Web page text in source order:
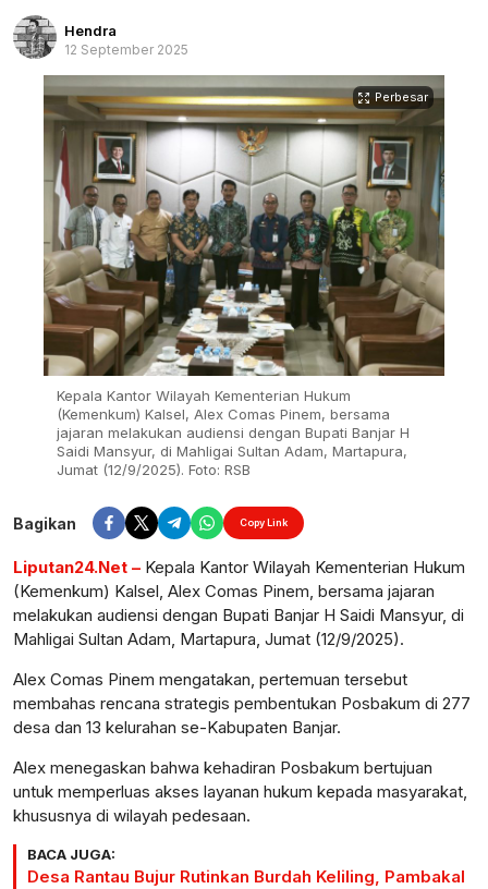
Hendra
12 September 2025
Perbesar
Kepala Kantor Wilayah Kementerian Hukum
(Kemenkum) Kalsel, Alex Comas Pinem, bersama
jajaran melakukan audiensi dengan Bupati Banjar H
Saidi Mansyur, di Mahligai Sultan Adam, Martapura,
Jumat (12/9/2025). Foto: RSB
Bagikan Copy Link
Liputan24.Net – Kepala Kantor Wilayah Kementerian Hukum
(Kemenkum) Kalsel, Alex Comas Pinem, bersama jajaran
melakukan audiensi dengan Bupati Banjar H Saidi Mansyur, di
Mahligai Sultan Adam, Martapura, Jumat (12/9/2025).
Alex Comas Pinem mengatakan, pertemuan tersebut
membahas rencana strategis pembentukan Posbakum di 277
desa dan 13 kelurahan se-Kabupaten Banjar.
Alex menegaskan bahwa kehadiran Posbakum bertujuan
untuk memperluas akses layanan hukum kepada masyarakat,
khususnya di wilayah pedesaan.
BACA JUGA:
Desa Rantau Bujur Rutinkan Burdah Keliling, Pambakal